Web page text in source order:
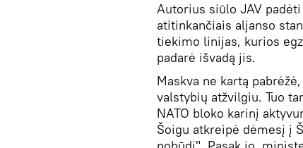
Autorius siūlo JAV
atitinkančiais aljanso
tiekimo linijas, kurios
padarė išvadą jis.
Maskva ne kartą
valstybių atžvilgiu. Tuo
NATO bloko karinį
Šoigu atkreipė dėmesį į